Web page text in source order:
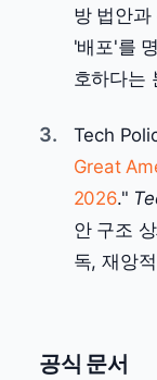
방 법안
'배포'를
호하다는
3. Tech
Great
2026."
안 구조
독, 재앙
공식 문서